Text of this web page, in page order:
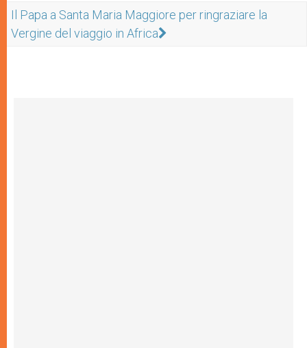
Il Papa a Santa Maria Maggiore per ringraziare la
Vergine del viaggio in Africa